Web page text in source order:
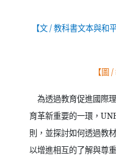
【文/教科書文本與和
【圖/
為透過教育促進國際
育革新重要的一環，
則，並探討如何透過教
以增進相互的了解與尊